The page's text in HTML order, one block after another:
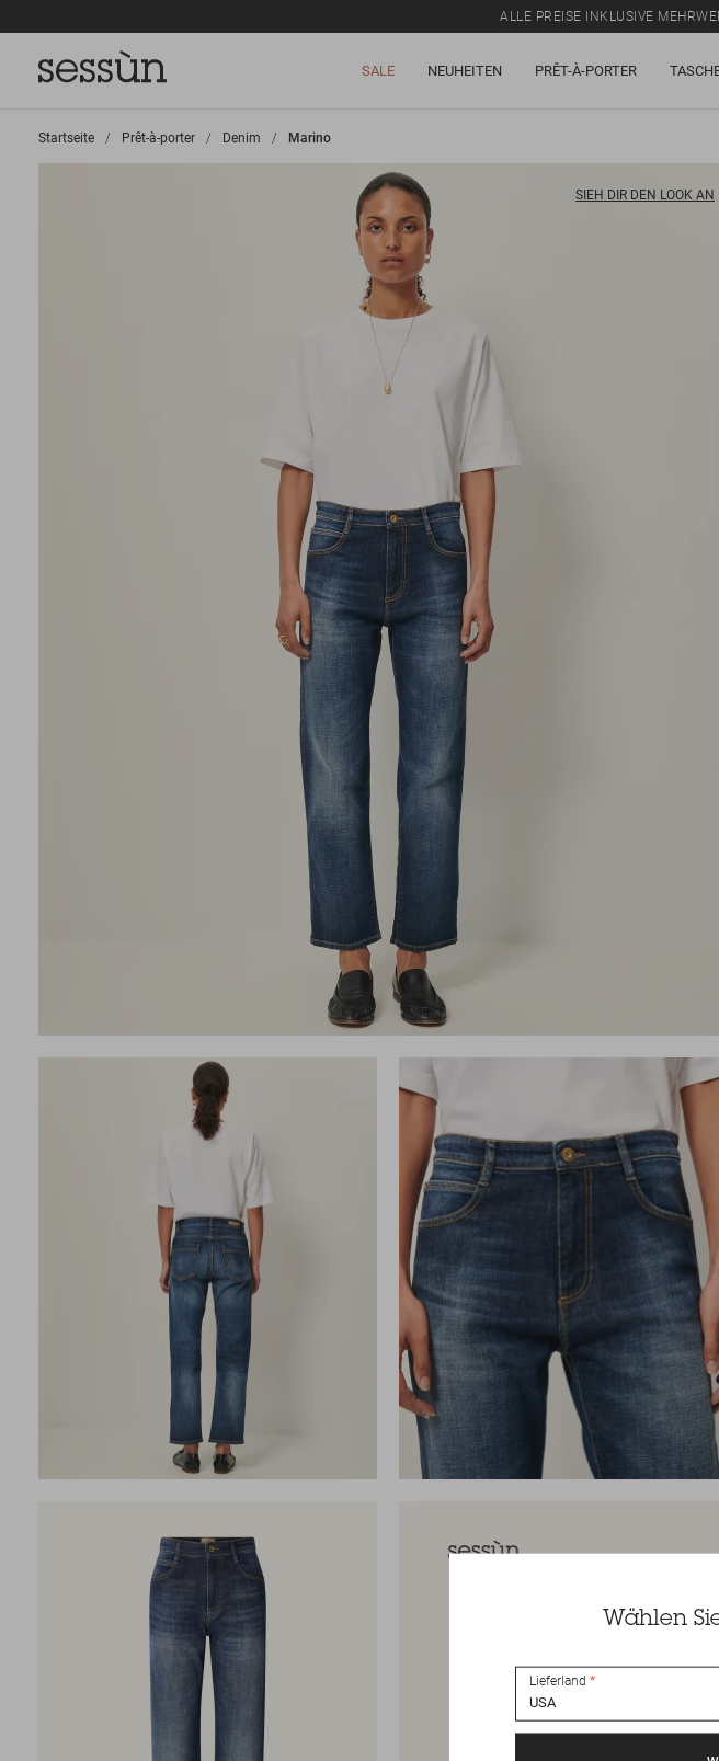
ALLE PREISE INKLUSIVE
SALE NEUHEITEN PRÊT-À-PORTER
Startseite >
Prêt-à-porter >
Denim >
Marino
SIEH DIR DEN LOOK AN
Wählen
Lieferland